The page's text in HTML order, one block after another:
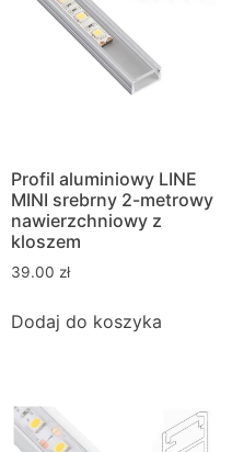
Profil aluminiowy LINE
MINI srebrny 2-metrowy
nawierzchniowy z
kloszem
39.00 zł
Dodaj do koszyka